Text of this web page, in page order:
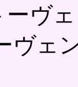
ヴ
ヴェ